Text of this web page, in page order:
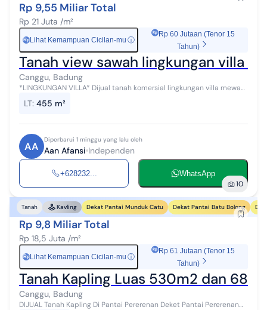
Rp 9,55 Miliar Total
Rp 21 Juta /m²
Rp Lihat Kemampuan Cicilan-mu ⓘ
Rp 60 Jutaan (Tenor 15
Tahun)
Tanah view sawah lingkungan villa
Canggu, Badung
*LINGKUNGAN VILLA* Dijual tanah komersial lingkungan villa mewah
meter - hadap Ut...
LT: 455 m²
AA
Diperbarui 1 minggu yang lalu oleh
Aan Afansi Independen
+628232... WhatsApp
10
Tanah Kavling Dekat Pantai Munduk Catu Dekat Pantai Batu Bolong
Rp 9,8 Miliar Total
Rp 18,5 Juta /m²
Rp Lihat Kemampuan Cicilan-mu ⓘ
Rp 61 Jutaan (Tenor 15
Tahun)
Tanah Kapling Luas 530m2 dan
Canggu, Badung
DIJUAL Tanah Kapling Di Pantai Pererenan Deket Pantai Pererenan